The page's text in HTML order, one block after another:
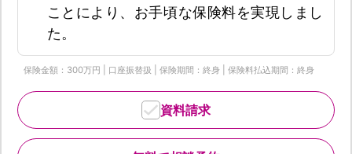
ことにより、お手頃な保険料を実現しまし
た。
保険金額：300万円 | 口座振替扱 | 保険期間：終身 | 保険料払込期間：終身
資料請求